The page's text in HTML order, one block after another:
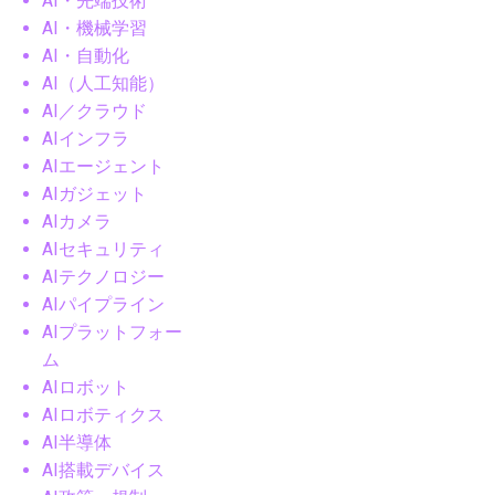
AI・機械学習
AI・自動化
AI（人工知能）
AI／クラウド
AIインフラ
AIエージェント
AIガジェット
AIカメラ
AIセキュリティ
AIテクノロジー
AIパイプライン
AIプラットフォー
ム
AIロボット
AIロボティクス
AI半導体
AI搭載デバイス